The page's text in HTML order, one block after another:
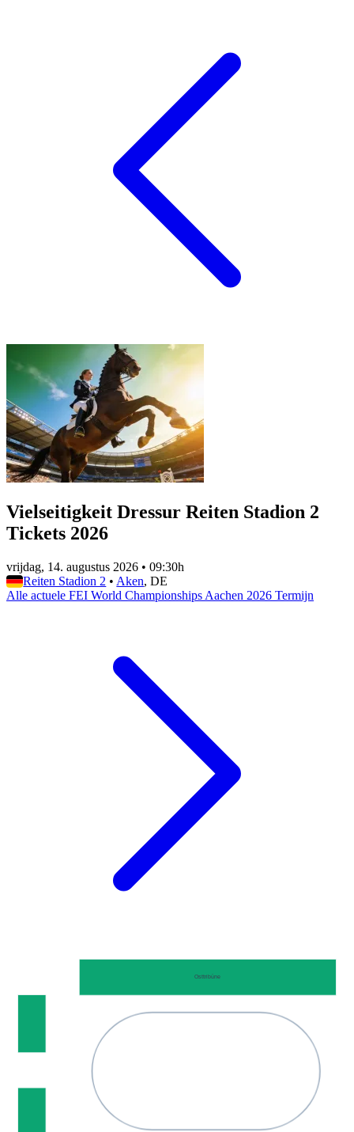
Vielseitigkeit Dressur Reiten Stadion 2
Tickets 2026
vrijdag, 14. augustus 2026 • 09:30h
Reiten Stadion 2 • Aken, DE
Alle actuele FEI World Championships Aachen 2026 Termijn
Osttribüne